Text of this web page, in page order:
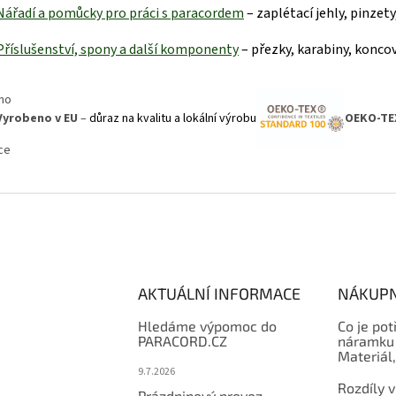
a pomůcky pro práci s paracordem– zaplétací jehly,
spony a další komponenty– přezky, karabiny,
v EU –důraz na kvalitu a lokální výrobu OEKO-
AKTUÁLNÍ INFORMACE
Hledáme výpomoc do
PARACORD.CZ
9.7.2026
Co je
Rozdíly